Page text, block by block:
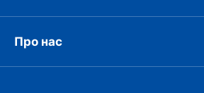
Про нас